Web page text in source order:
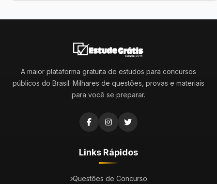
A maior plataforma gratuita de estudos para concursos
públicos do Brasil. Milhares de questões, provas e materiais
para você se preparar.
Links Rápidos
Questões de Concurso